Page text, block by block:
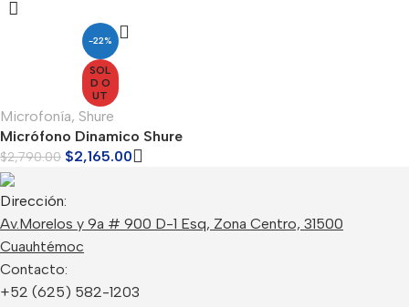
-22%
SOL
D O
UT
Microfonía, Shure
Micrófono Dinamico Shure
PGA56
$2,790.00 $2,165.00
Dirección:
Av.Morelos y 9a # 900 D-1 Esq, Zona Centro, 31500
Cuauhtémoc
Contacto:
+52 (625) 582-1203